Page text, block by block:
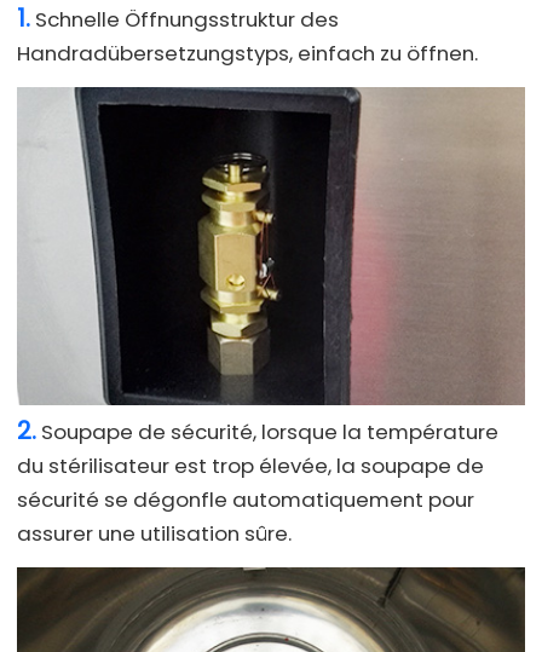
1. Schnelle Öffnungsstruktur des
Handradübersetzungstyps, einfach zu öffnen.
2. Soupape de sécurité, lorsque la température
du stérilisateur est trop élevée, la soupape de
sécurité se dégonfle automatiquement pour
assurer une utilisation sûre.